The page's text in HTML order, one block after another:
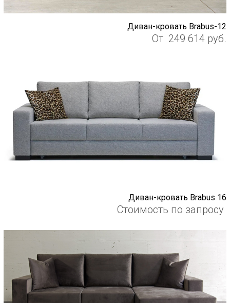
Диван-кровать Brabus-12
От 249 614 руб.
Диван-кровать Brabus 16
Стоимость по запросу